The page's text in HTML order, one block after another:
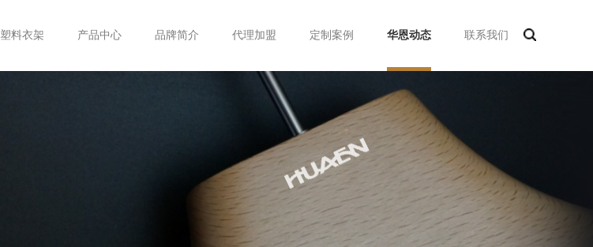
塑料衣架 产品中心 品牌简介 代理加盟 定制案例 华恩动态 联系我们